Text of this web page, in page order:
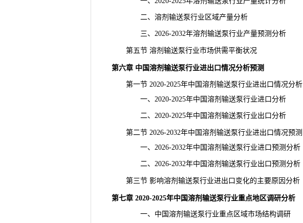
二、溶剂输送泵行业区域产量分析
三、2026-2032年溶剂输送泵行业产量预测分析
第五节 溶剂输送泵行业市场供需平衡状况
第六章 中国溶剂输送泵行业进出口情况分析预测
第一节 2020-2025年中国溶剂输送泵行业进出口情况分析
一、2020-2025年中国溶剂输送泵行业进口分析
二、2020-2025年中国溶剂输送泵行业出口分析
第二节 2026-2032年中国溶剂输送泵行业进出口情况预测
一、2026-2032年中国溶剂输送泵行业进口预测分析
二、2026-2032年中国溶剂输送泵行业出口预测分析
第三节 影响溶剂输送泵行业进出口变化的主要原因分析
第七章 2020-2025年中国溶剂输送泵行业重点地区调研分析
一、中国溶剂输送泵行业重点区域市场结构调研